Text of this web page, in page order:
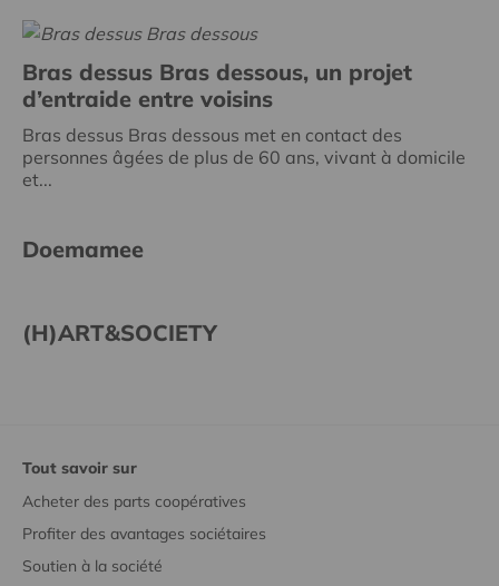
Bras dessus Bras dessous, un projet
d’entraide entre voisins
Bras dessus Bras dessous met en contact des
personnes âgées de plus de 60 ans, vivant à domicile
et...
Doemamee
(H)ART&SOCIETY
Tout savoir sur
Acheter des parts coopératives
Profiter des avantages sociétaires
Soutien à la société